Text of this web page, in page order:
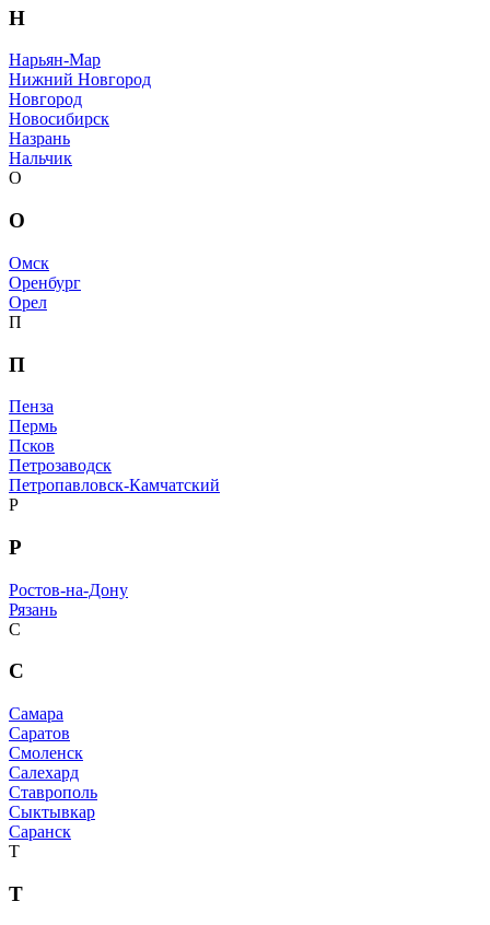
Н
Нарьян-Мар
Нижний Новгород
Новгород
Новосибирск
Назрань
Нальчик
О
О
Омск
Оренбург
Орел
П
П
Пенза
Пермь
Псков
Петрозаводск
Петропавловск-Камчатский
Р
Р
Ростов-на-Дону
Рязань
С
С
Самара
Саратов
Смоленск
Салехард
Ставрополь
Сыктывкар
Саранск
Т
Т